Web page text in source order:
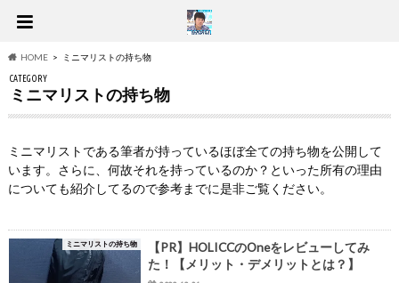
HOME ミニマリストの持ち物
CATEGORY
ミニマリストの持ち物
ミニマリストである筆者が持っているほぼ全ての持ち物を公開して
います。さらに、何故それを持っているのか？といった所有の理由
についても紹介してるので参考までに是非ご覧ください。
ミニマリストの持ち物
【PR】HOLICCのOneをレビューしてみ
た！【メリット・デメリットとは？】